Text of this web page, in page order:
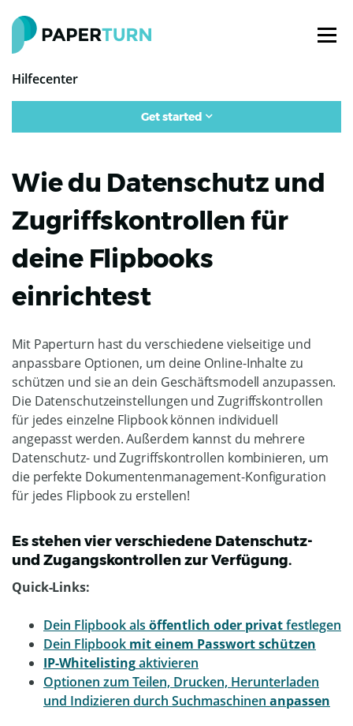
Hilfecenter
Get started
Wie du Datenschutz und
Zugriffskontrollen für
deine Flipbooks
einrichtest
Mit Paperturn hast du verschiedene vielseitige und
anpassbare Optionen, um deine Online-Inhalte zu
schützen und sie an dein Geschäftsmodell anzupassen.
Die Datenschutzeinstellungen und Zugriffskontrollen
für jedes einzelne Flipbook können individuell
angepasst werden. Außerdem kannst du mehrere
Datenschutz- und Zugriffskontrollen kombinieren, um
die perfekte Dokumentenmanagement-Konfiguration
für jedes Flipbook zu erstellen!
Es stehen vier verschiedene Datenschutz-
und Zugangskontrollen zur Verfügung.
Quick-Links:
Dein Flipbook als öffentlich oder privatfestlegen
Dein Flipbook mit einem Passwort schützen
IP-Whitelistingaktivieren
Optionen zum Teilen, Drucken, Herunterladen
und Indizieren durch Suchmaschinen anpassen